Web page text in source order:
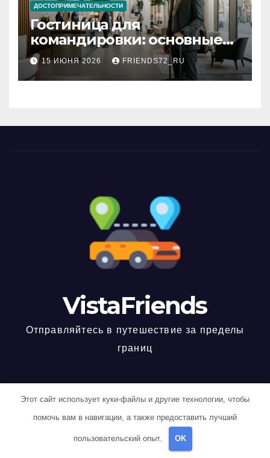
ДОСТОПРИМЕЧАТЕЛЬНОСТИ
Гостиница для
командировки: основные
критерии выбора
15 ИЮНЯ 2026 FRIENDS72_RU
VistaFriends
Отправляйтесь в путешествие за пределы
границ
Работает на WordPress| Тема: Newspaperex, автор Themeansar
007HXU2Y 00MGT33M
Этот сайт использует куки-файлы и другие технологии, чтобы
помочь вам в навигации, а также предоставить лучший
пользовательский опыт. OK